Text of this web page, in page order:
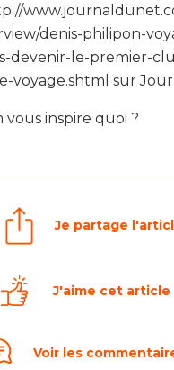
denis-philipon-
devenir-le-premier-
voyage.shtml sur
vous inspire quoi ?
Je partage
J'aime cet article
Voir les